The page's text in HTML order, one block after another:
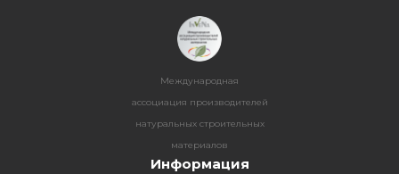
Международная
ассоциация производителей
натуральных строительных
материалов
Информация